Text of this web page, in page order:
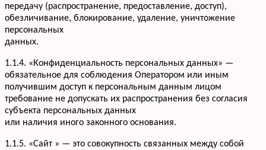
передачу (распространение, предоставление, доступ),
обезличивание, блокирование, удаление, уничтожение
персональных
данных.
1.1.4. «Конфиденциальность персональных данных» —
обязательное для соблюдения Оператором или иным
получившим доступ к персональным данным лицом
требование не допускать их распространения без согласия
субъекта персональных данных
или наличия иного законного основания.
1.1.5. «Сайт » — это совокупность связанных между собой